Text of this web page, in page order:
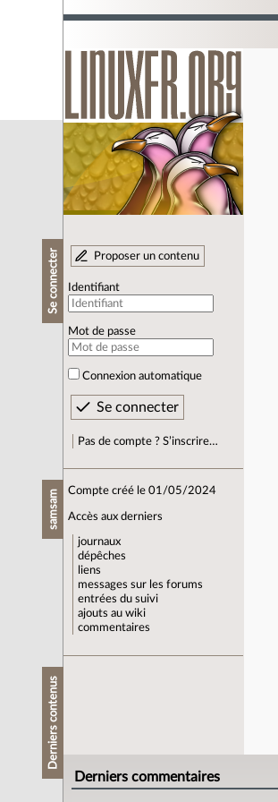
Se connecter Proposer un contenu
Identifiant
Mot de passe
Connexion automatique
Pas de compte ? S’inscrire…
samsam Compte créé le 01/05/2024
Accès aux derniers
journaux
dépêches
liens
messages sur les forums
entrées du suivi
ajouts au wiki
commentaires
Derniers contenus
Derniers commentaires